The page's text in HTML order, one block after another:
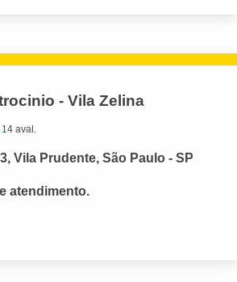
- Vila Zelina
14 aval.
Vila Prudente, São Paulo - SP
atendimento.